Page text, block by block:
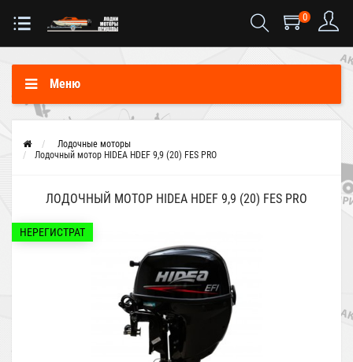
0
Меню
Лодочные моторы
Лодочный мотор HIDEA HDEF 9,9 (20) FES PRO
ЛОДОЧНЫЙ МОТОР HIDEA HDEF 9,9 (20) FES PRO
НЕРЕГИСТРАТ